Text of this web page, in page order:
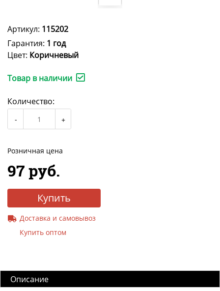
Артикул: 115202
Гарантия: 1 год
Цвет: Коричневый
Товар в наличии
Количество:
Розничная цена
97 руб.
Купить
Доставка и самовывоз
Купить оптом
Описание